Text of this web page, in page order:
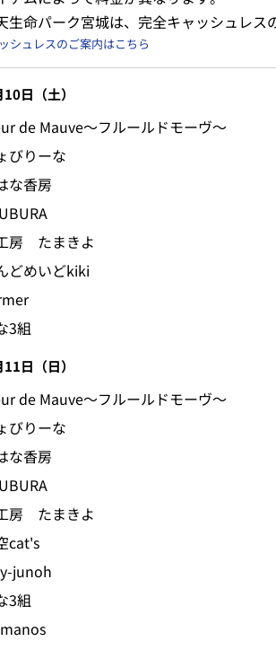
生命パーク宮城は、完全キャッシュレス
シュレスのご案内はこちら
日（土）
de Mauve～フルールドモーヴ～
びりーな
な香房
房 たまきよ
どめいどkiki
3組
日（日）
de Mauve～フルールドモーヴ～
びりーな
な香房
房 たまきよ
cat's
junoh
3組